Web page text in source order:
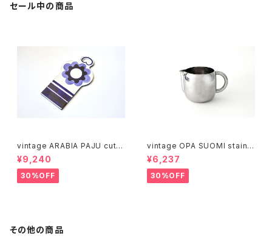
セール中の商品
vintage ARABIA PAJU cutti
ng boad / ヴィンテージ アラビ
ア パユ カッティングボード
¥9,240
30%OFF
vintage OPA SUOMI stainle
ss milk pitcher M / ヴィンテ
ージ オーパ スオミ ステンレス
ミルクピッチャー M
¥6,237
30%OFF
その他の商品